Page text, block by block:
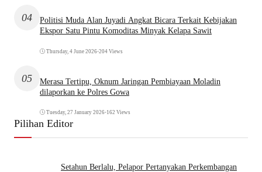
04
Politisi Muda Alan Juyadi Angkat Bicara Terkait Kebijakan
Ekspor Satu Pintu Komoditas Minyak Kelapa Sawit
Thursday, 4 June 2026•204 Views
05
Merasa Tertipu, Oknum Jaringan Pembiayaan Moladin
dilaporkan ke Polres Gowa
Tuesday, 27 January 2026•162 Views
Pilihan Editor
Setahun Berlalu, Pelapor Pertanyakan Perkembangan